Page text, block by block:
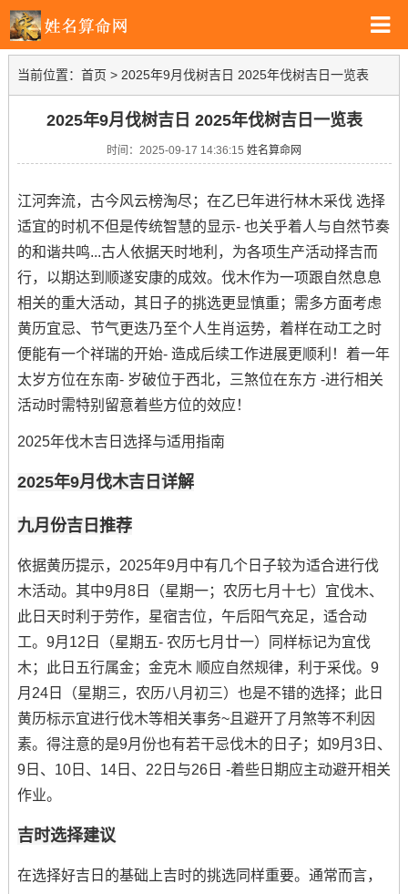
当前位置： 首页 > 2025年9月伐树吉日 2025年伐树吉日一览表
2025年9月伐树吉日 2025年伐树吉日一览表
时间：2025-09-17 14:36:15 姓名算命网
江河奔流，古今风云榜淘尽；在乙巳年进行林木采伐 选择
适宜的时机不但是传统智慧的显示- 也关乎着人与自然节奏
的和谐共鸣...古人依据天时地利，为各项生产活动择吉而
行，以期达到顺遂安康的成效。伐木作为一项跟自然息息
相关的重大活动，其日子的挑选更显慎重；需多方面考虑
黄历宜忌、节气更迭乃至个人生肖运势，着样在动工之时
便能有一个祥瑞的开始- 造成后续工作进展更顺利！着一年
太岁方位在东南- 岁破位于西北，三煞位在东方 -进行相关
活动时需特别留意着些方位的效应！
2025年伐木吉日选择与适用指南
2025年9月伐木吉日详解
九月份吉日推荐
依据黄历提示，2025年9月中有几个日子较为适合进行伐
木活动。其中9月8日（星期一；农历七月十七）宜伐木、
此日天时利于劳作，星宿吉位，午后阳气充足，适合动
工。9月12日（星期五- 农历七月廿一）同样标记为宜伐
木；此日五行属金；金克木 顺应自然规律，利于采伐。9
月24日（星期三，农历八月初三）也是不错的选择；此日
黄历标示宜进行伐木等相关事务~且避开了月煞等不利因
素。得注意的是9月份也有若干忌伐木的日子；如9月3日、
9日、10日、14日、22日与26日 -着些日期应主动避开相关
作业。
吉时选择建议
在选择好吉日的基础上吉时的挑选同样重要。通常而言，